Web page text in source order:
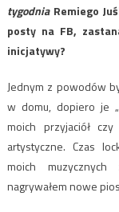
tygodniaRemiego
posty na FB,
inicjatywy?
Jednym z powodów
w domu, dopiero je
moich przyjaciół
artystyczne. Czas
moich
nagrywałem nowe